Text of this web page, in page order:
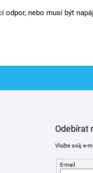
odpor, nebo musí být
Odebírat
Vložte svůj e-
E-mail